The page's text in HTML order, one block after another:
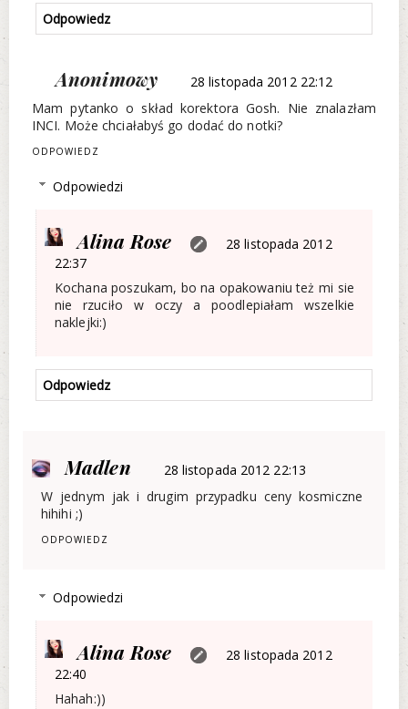
Odpowiedz
Anonimowy
28 listopada 2012 22:12
Mam pytanko o skład korektora Gosh. Nie znalazłam
INCI. Może chciałabyś go dodać do notki?
ODPOWIEDZ
Odpowiedzi
Alina Rose
28 listopada 2012
22:37
Kochana poszukam, bo na opakowaniu też mi sie
nie rzuciło w oczy a poodlepiałam wszelkie
naklejki:)
Odpowiedz
Madlen
28 listopada 2012 22:13
W jednym jak i drugim przypadku ceny kosmiczne
hihihi ;)
ODPOWIEDZ
Odpowiedzi
Alina Rose
28 listopada 2012
22:40
Hahah:))